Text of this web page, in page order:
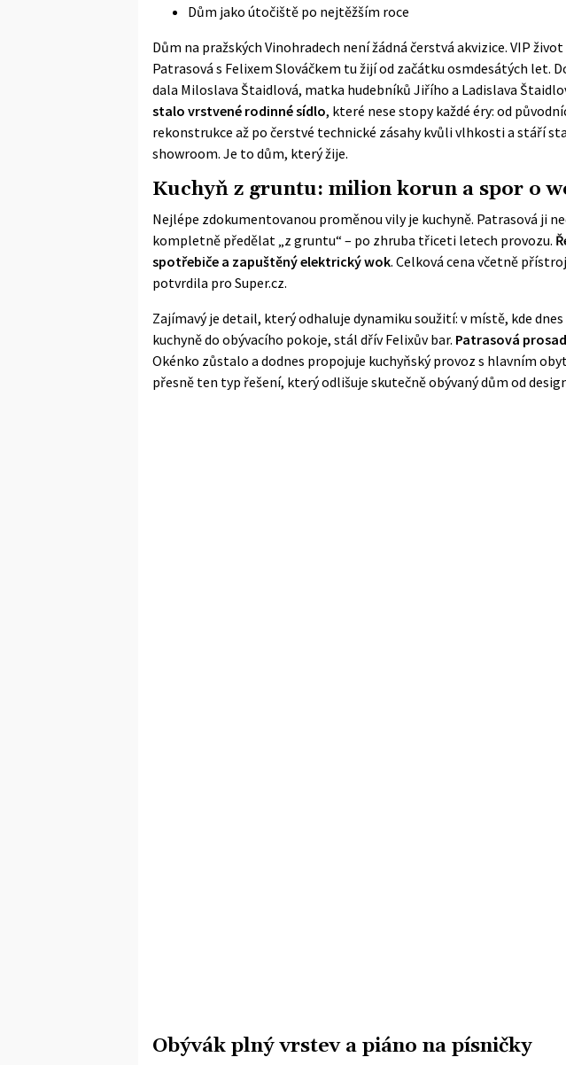
Dům jako útočiště po nejtěžším roce
Dům na pražských Vinohradech není žádná čerstvá akvizice. VIP
Patrasová s Felixem Slováčkem tu žijí od začátku osmdesátých let.
dala Miloslava Štaidlová, matka hudebníků Jiřího a Ladislava
stalo vrstvené rodinné sídlo, které nese stopy každé éry: od
rekonstrukce až po čerstvé technické zásahy kvůli vlhkosti a stáří
showroom. Je to dům, který žije.
Kuchyň z gruntu: milion korun a spor o
Nejlépe zdokumentovanou proměnou vily je kuchyně. Patrasová ji
kompletně předělat „z gruntu“ – po zhruba třiceti letech provozu.
spotřebiče a zapuštěný elektrický wok. Celková cena včetně
potvrdila pro Super.cz.
Zajímavý je detail, který odhaluje dynamiku soužití: v místě, kde
kuchyně do obývacího pokoje, stál dřív Felixův bar. Patrasová
Okénko zůstalo a dodnes propojuje kuchyňský provoz s hlavním
přesně ten typ řešení, který odlišuje skutečně obývaný dům od
Obývák plný vrstev a piáno na písničky